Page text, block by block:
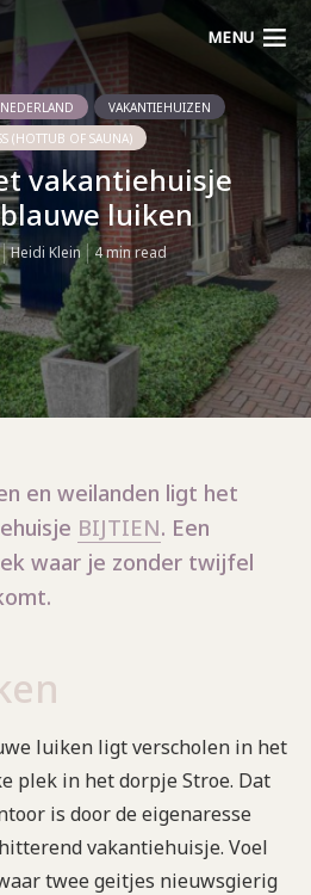
MENU
NEDERLAND
VAKANTIEHUIZEN
(HOTTUB OF SAUNA)
vakantiehuisje
luiken
Heidi Klein 4 min read
en weilanden ligt het
BIJTIEN. Een
waar je zonder twijfel
luiken ligt verscholen in het
plek in het dorpje Stroe. Dat
is door de eigenaresse
vakantiehuisje. Voel
twee geitjes nieuwsgierig